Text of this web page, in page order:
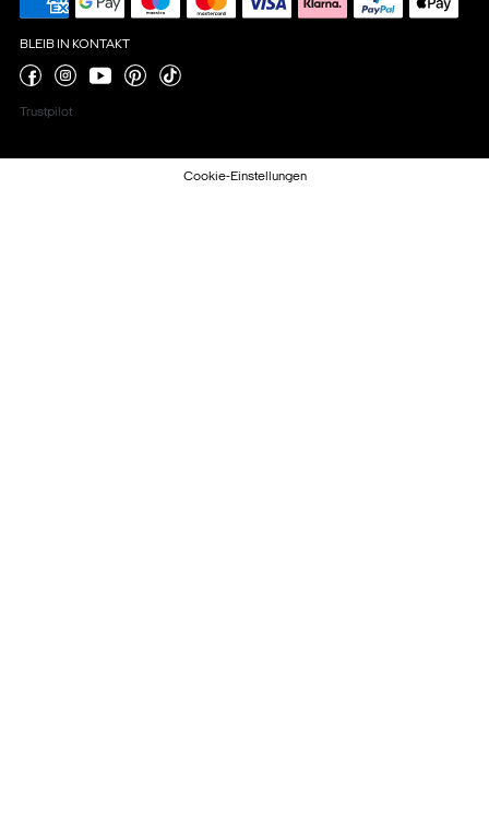
BLEIB IN KONTAKT
Trustpilot
Cookie-Einstellungen